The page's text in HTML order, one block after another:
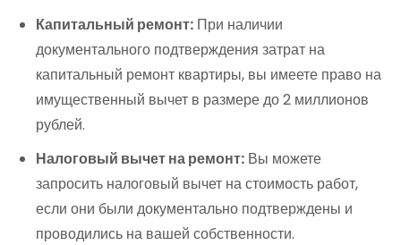
Капитальный ремонт: При наличии
документального подтверждения затрат на
капитальный ремонт квартиры, вы имеете право на
имущественный вычет в размере до 2 миллионов
рублей.
Налоговый вычет на ремонт: Вы можете
запросить налоговый вычет на стоимость работ,
если они были документально подтверждены и
проводились на вашей собственности.